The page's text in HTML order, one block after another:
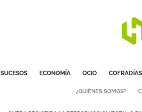
SUCESOS ECONOMÍA OCIO COFRADÍAS
¿QUIÉNES SOMOS?